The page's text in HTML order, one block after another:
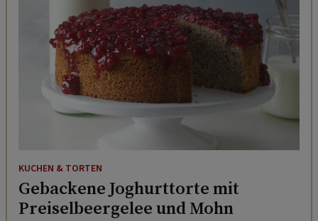
KUCHEN & TORTEN
Gebackene Joghurttorte mit
Preiselbeergelee und Mohn